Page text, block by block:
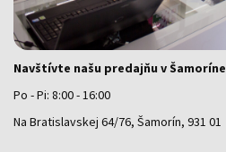
Navštívte našu predajňu v Šamoríne
Po - Pi: 8:00 - 16:00
Na Bratislavskej 64/76, Šamorín, 931 01